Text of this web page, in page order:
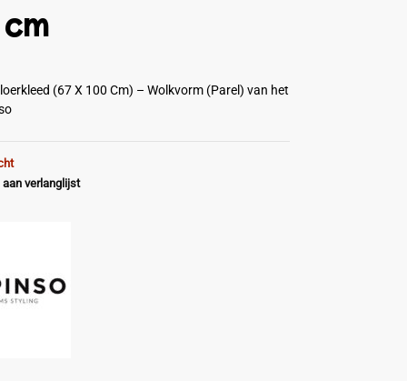
(67 X 100 Cm) – Wolkvorm (Parel) van het
aan verlanglijst